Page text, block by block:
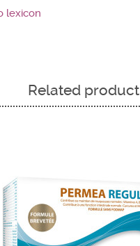
lexicon
Related product